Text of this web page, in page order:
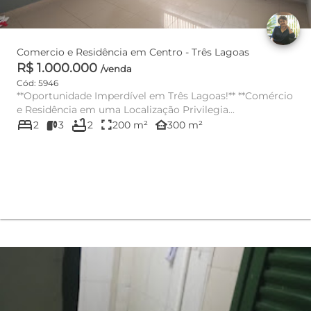
Comercio e Residência em Centro - Três Lagoas
R$ 1.000.000 /venda
Cód: 5946
**Oportunidade Imperdível em Três Lagoas!** **Comércio
e Residência em uma Localização Privilegia...
bed2 3 bathtub2 fullscreen200 m² other_houses300 m²